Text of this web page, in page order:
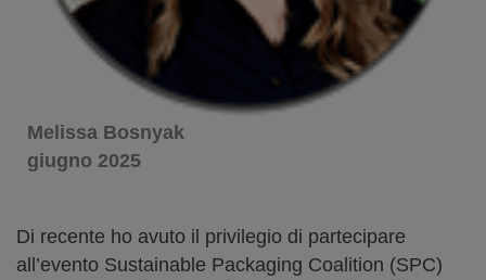
Melissa Bosnyak
giugno 2025
Di recente ho avuto il privilegio di partecipare
all’evento Sustainable Packaging Coalition (SPC)